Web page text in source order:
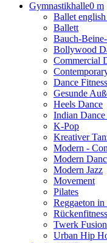
Gymnastikhalle0 m
Ballet english
Ballett
Bauch-
Bollywood
Commercial
Dance Fitness
Gesunde
Heels Dance
Indian
K-Pop
Kreativer
Modern -
Modern
Modern Jazz
Movement
Pilates
Reggaeton in
Rückenfitness
Twerk Fusion
Urban Hip